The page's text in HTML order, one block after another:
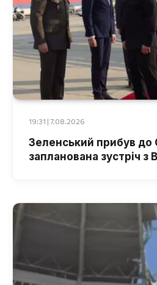
19:31 | 7.08.2026
Зеленський прибув до
запланована зустріч з